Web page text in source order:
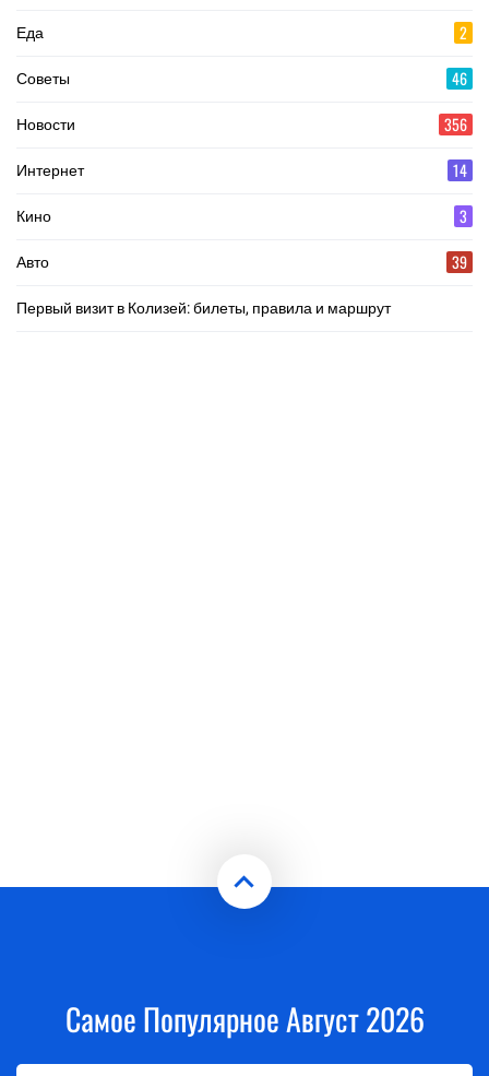
Еда 2
Советы 46
Новости 356
Интернет 14
Кино 3
Авто 39
Первый визит в Колизей: билеты, правила и маршрут
Самое Популярное Август 2026